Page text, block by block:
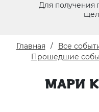
Для
Главная Все
Прошедшие
МАРИ